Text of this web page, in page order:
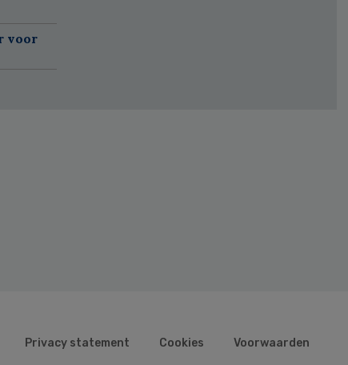
voor
Privacy statement Cookies Voorwaarden